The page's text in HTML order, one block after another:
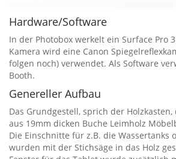
Hardware/Software
In der Photobox werkelt ein Surface Pro
Kamera wird eine Canon
folgen noch) verwendet. Als Software
Booth.
Genereller Aufbau
Das Grundgestell, sprich der
aus 19mm dicken Buche Leimholz
Die Einschnitte für z.B. die Wassertanks
wurden mit der Stichsäge in das Holz